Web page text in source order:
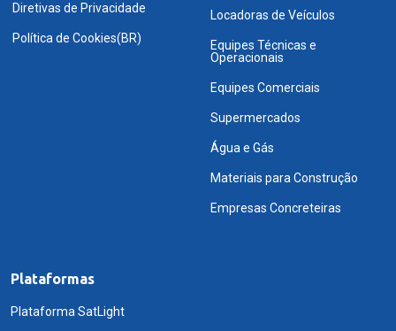
Diretivas de Privacidade
Política de Cookies(BR)
Locadoras de Veículos
Equipes Técnicas e
Operacionais
Equipes Comerciais
Supermercados
Água e Gás
Materiais para Construção
Empresas Concreteiras
Plataformas
Plataforma SatLight